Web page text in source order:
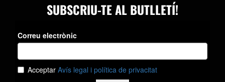
SUBSCRIU-TE AL BUTLLETÍ!